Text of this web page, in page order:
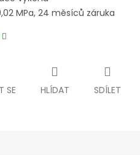
MPa, 24 měsíců záruka
SE HLÍDAT SDÍLET